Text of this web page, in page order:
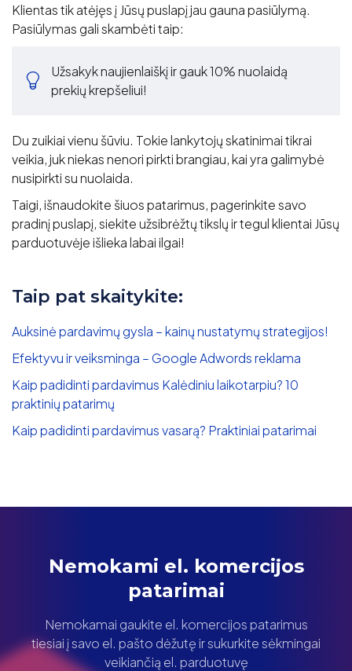
Klientas tik atėjęs į Jūsų puslapį jau gauna pasiūlymą.
Pasiūlymas gali skambėti taip:
Užsakyk naujienlaiškį ir gauk 10% nuolaidą
prekių krepšeliui!
Du zuikiai vienu šūviu. Tokie lankytojų skatinimai tikrai
veikia, juk niekas nenori pirkti brangiau, kai yra galimybė
nusipirkti su nuolaida.
Taigi, išnaudokite šiuos patarimus, pagerinkite savo
pradinį puslapį, siekite užsibrėžtų tikslų ir tegul klientai Jūsų
parduotuvėje išlieka labai ilgai!
Taip pat skaitykite:
Auksinė pardavimų gysla – kainų nustatymų strategijos!
Efektyvu ir veiksminga – Google Adwords reklama
Kaip padidinti pardavimus Kalėdiniu laikotarpiu? 10
praktinių patarimų
Kaip padidinti pardavimus vasarą? Praktiniai patarimai
Nemokami el. komercijos
patarimai
Nemokamai gaukite el. komercijos patarimus
tiesiai į savo el. pašto dėžutę ir sukurkite sėkmingai
veikiančią el. parduotuvę